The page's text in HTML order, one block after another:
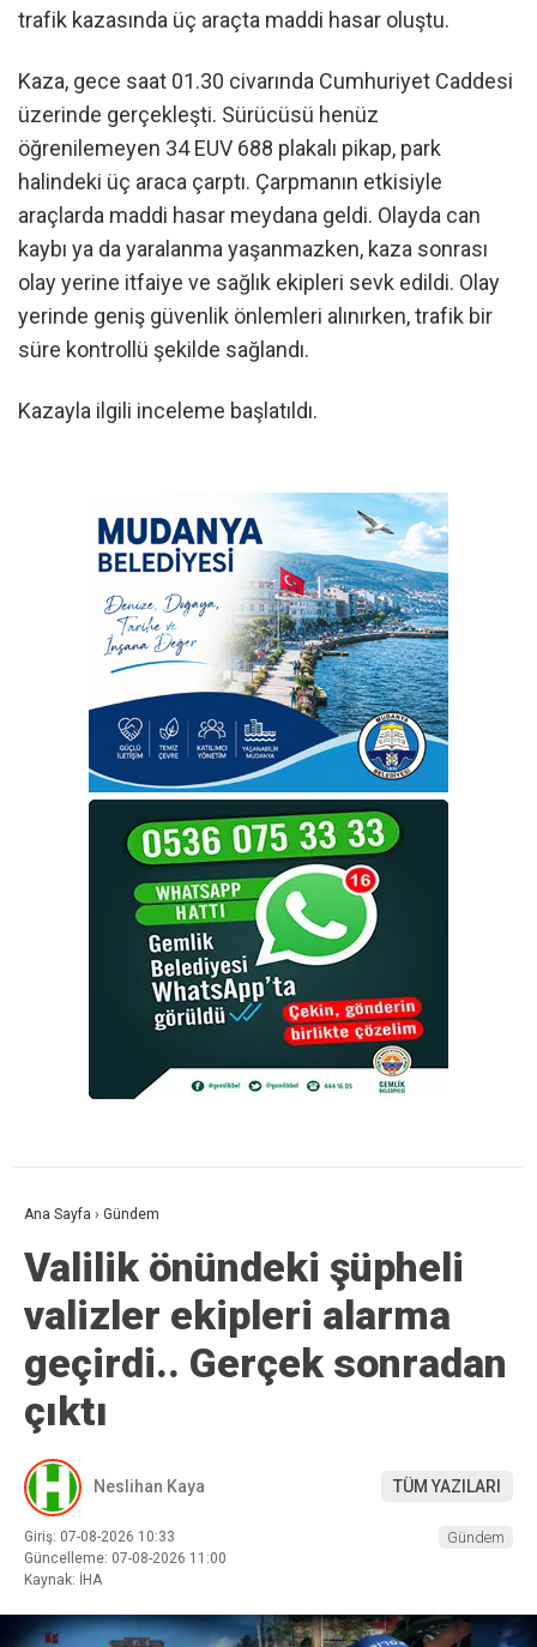
trafik kazasında üç araçta maddi hasar oluştu.
Kaza, gece saat 01.30 civarında Cumhuriyet Caddesi
üzerinde gerçekleşti. Sürücüsü henüz
öğrenilemeyen 34 EUV 688 plakalı pikap, park
halindeki üç araca çarptı. Çarpmanın etkisiyle
araçlarda maddi hasar meydana geldi. Olayda can
kaybı ya da yaralanma yaşanmazken, kaza sonrası
olay yerine itfaiye ve sağlık ekipleri sevk edildi. Olay
yerinde geniş güvenlik önlemleri alınırken, trafik bir
süre kontrollü şekilde sağlandı.
Kazayla ilgili inceleme başlatıldı.
Ana Sayfa › Gündem
Valilik önündeki şüpheli
valizler ekipleri alarma
geçirdi.. Gerçek sonradan
çıktı
Neslihan Kaya TÜM YAZILARI
Giriş: 07-08-2026 10:33
Güncelleme: 07-08-2026 11:00
Kaynak: İHA
Gündem